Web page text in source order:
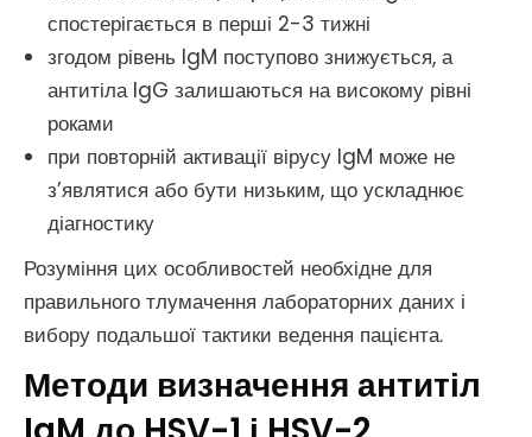
спостерігається в перші 2-3 тижні
згодом рівень IgM поступово знижується, а
антитіла IgG залишаються на високому рівні
роками
при повторній активації вірусу IgM може не
з’являтися або бути низьким, що ускладнює
діагностику
Розуміння цих особливостей необхідне для
правильного тлумачення лабораторних даних і
вибору подальшої тактики ведення пацієнта.
Методи визначення антитіл